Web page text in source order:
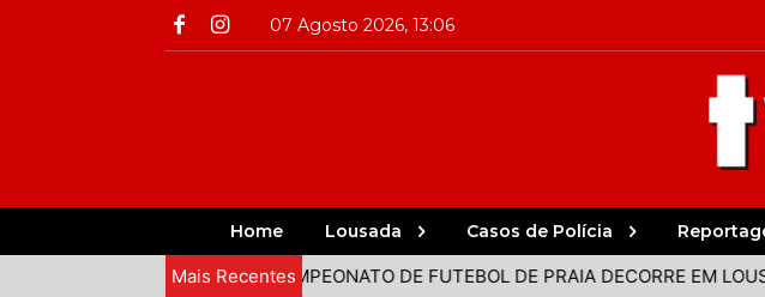
07 Agosto 2026, 13:06
Home Lousada Casos de Polícia
Mais Recentes
CAMPEONATO DE FUTEBOL DE PRAIA DECORRE EM LOUSADA